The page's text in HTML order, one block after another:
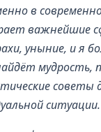
в
важнейшие
уныние, и я
мудрость,
советы
ситуации.